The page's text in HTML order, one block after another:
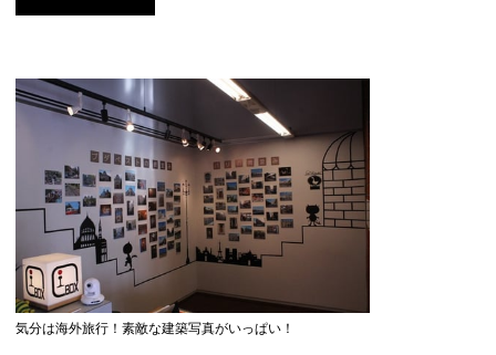
気分は海外旅行！素敵な建築写真がいっぱい！